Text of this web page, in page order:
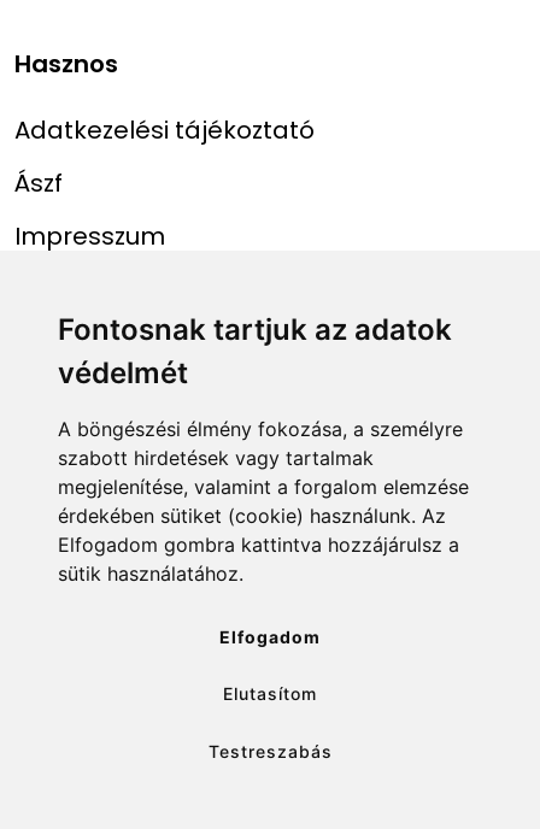
Fontosnak tartjuk az adatok
védelmét
A böngészési élmény fokozása, a személyre
szabott hirdetések vagy tartalmak
megjelenítése, valamint a forgalom elemzése
érdekében sütiket (cookie) használunk. Az
Elfogadom gombra kattintva hozzájárulsz a
sütik használatához.
Elfogadom
Elutasítom
Testreszabás
Hasznos
Adatkezelési tájékoztató
Ászf
Impresszum
Menü
Főoldal
Rekordlista
Abszolút rekordlista
Rekord bejelentése
Linkek
mohosz.hu
horgaszjegy.hu